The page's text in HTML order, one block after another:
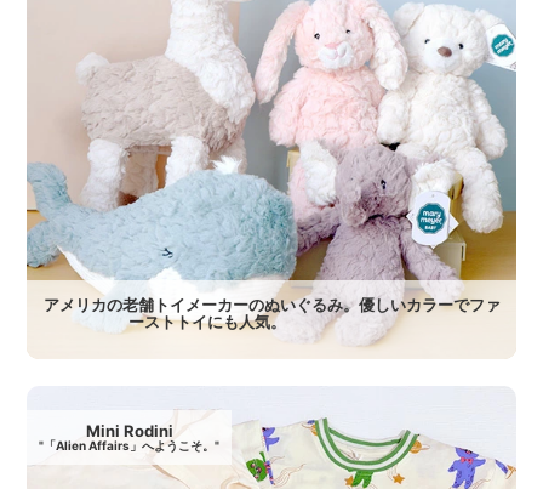
アメリカの老舗トイメーカーのぬいぐるみ。優しいカラーでファ
ーストトイにも人気。
Mini Rodini
"「Alien Affairs」へようこそ。"